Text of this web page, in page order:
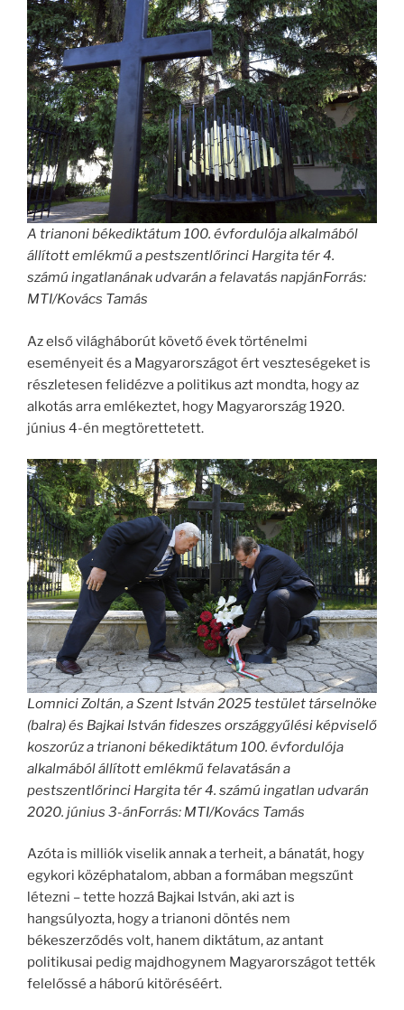
A trianoni békediktátum 100. évfordulója alkalmából
állított emlékmű a pestszentlőrinci Hargita tér 4.
számú ingatlanának udvarán a felavatás napjánForrás:
MTI/Kovács Tamás
Az első világháborút követő évek történelmi
eseményeit és a Magyarországot ért veszteségeket is
részletesen felidézve a politikus azt mondta, hogy az
alkotás arra emlékeztet, hogy Magyarország 1920.
június 4-én megtörettetett.
Lomnici Zoltán, a Szent István 2025 testület társelnöke
(balra) és Bajkai István fideszes országgyűlési képviselő
koszorúz a trianoni békediktátum 100. évfordulója
alkalmából állított emlékmű felavatásán a
pestszentlőrinci Hargita tér 4. számú ingatlan udvarán
2020. június 3-ánForrás: MTI/Kovács Tamás
Azóta is milliók viselik annak a terheit, a bánatát, hogy
egykori középhatalom, abban a formában megszűnt
létezni – tette hozzá Bajkai István, aki azt is
hangsúlyozta, hogy a trianoni döntés nem
békeszerződés volt, hanem diktátum, az antant
politikusai pedig majdhogynem Magyarországot tették
felelőssé a háború kitöréséért.